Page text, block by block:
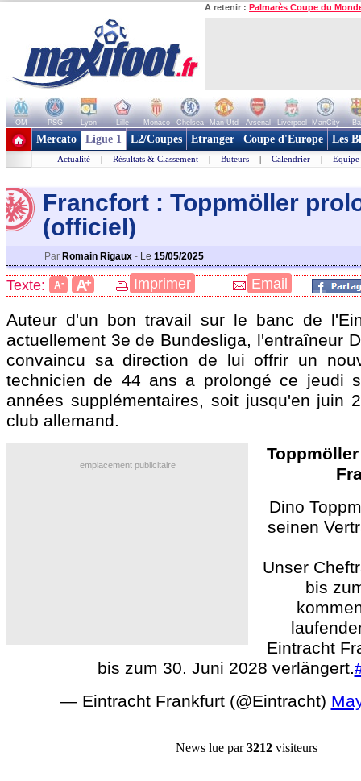
A retenir : Palmarès Coupe du
OM PSG Lyon Lille Monaco Chelsea Man Utd Arsenal Liverpool ManCity
+ de clubs
Mercato Ligue 1 L2/Coupes Etranger Coupe d'Europe Les
Actualité | Résultats & Classement | Buteurs | Calendrier | Equipe
Francfort : Toppmöller
(officiel)
Par Romain Rigaux - Le 15/05/2025
Texte: A- A+ Imprimer Email
Auteur d'un bon travail sur le banc de
actuellement 3e de Bundesliga, l'entraîneur
convaincu sa direction de lui offrir un
technicien de 44 ans a prolongé ce jeudi
années supplémentaires, soit jusqu'en juin
club allemand.
emplacement publicitaire
Dino
seinen
Unser
bis
Eintracht
bis zum 30. Juni 2028 verlängert.
— Eintracht Frankfurt (@Eintracht)
News lue par3212 visiteurs